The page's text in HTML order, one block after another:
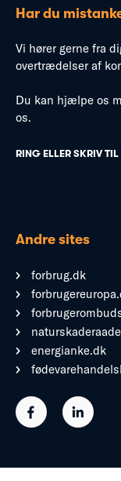
Har du
Vi hører gerne fra
overtrædelser af
Du kan hjælpe os
os.
RING ELLER SKRIV
Andre sites
forbrug.dk
energianke.dk